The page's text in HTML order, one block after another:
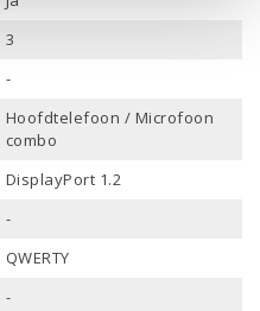
3
-
Hoofdtelefoon / Microfoon
combo
DisplayPort 1.2
-
QWERTY
-